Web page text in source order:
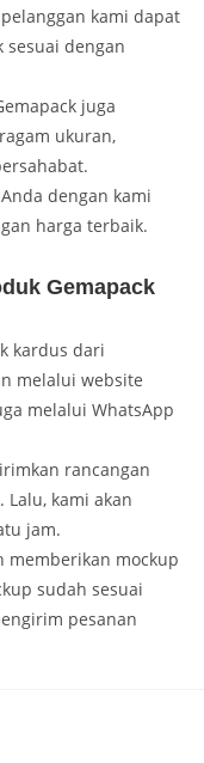
kami dapat
sesuai dengan
juga
ukuran,
dengan kami
harga terbaik.
Gemapack
kardus dari
melalui website
melalui WhatsApp
rancangan
kami akan
jam.
memberikan mockup
sudah sesuai
pesanan